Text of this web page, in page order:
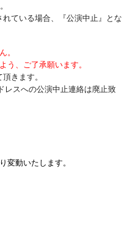
ている場合、『公演中止』とな
。
う、ご了承願います。
きます。
レスへの公演中止連絡は廃止致
変動いたします。